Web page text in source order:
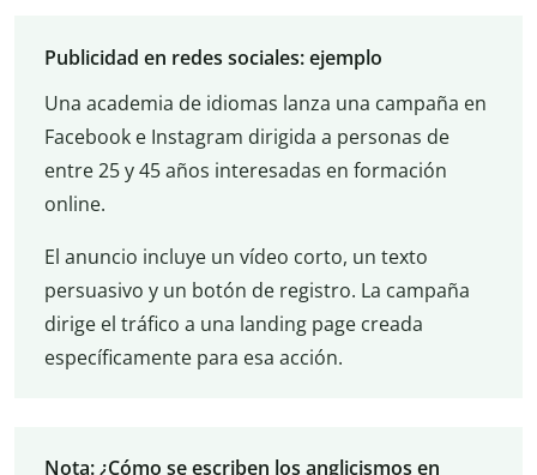
Publicidad en redes sociales: ejemplo
Una academia de idiomas lanza una campaña en
Facebook e Instagram dirigida a personas de
entre 25 y 45 años interesadas en formación
online.
El anuncio incluye un vídeo corto, un texto
persuasivo y un botón de registro. La campaña
dirige el tráfico a una landing page creada
específicamente para esa acción.
Nota: ¿Cómo se escriben los anglicismos en